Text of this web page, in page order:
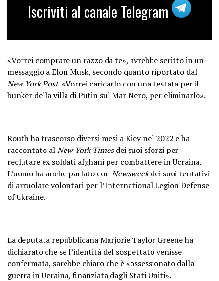
Iscriviti al canale Telegram
«Vorrei comprare un razzo da te», avrebbe scritto in un
messaggio a Elon Musk, secondo quanto riportato dal
New York Post. «Vorrei caricarlo con una testata per il
bunker della villa di Putin sul Mar Nero, per eliminarlo».
Routh ha trascorso diversi mesi a Kiev nel 2022 e ha
raccontato alNew York Timesdei suoi sforzi per
reclutare ex soldati afghani per combattere in Ucraina.
L’uomo ha anche parlato conNewsweekdei suoi tentativi
di arruolare volontari per l’International Legion Defense
of Ukraine.
La deputata repubblicana Marjorie Taylor Greene ha
dichiarato che se l’identità del sospettato venisse
confermata, sarebbe chiaro che è «ossessionato dalla
guerra in Ucraina, finanziata dagli Stati Uniti».